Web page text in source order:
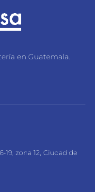
en Guatemala.
zona 12, Ciudad de